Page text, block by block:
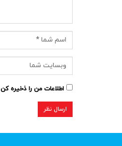
اطلاعات من را ذخیره